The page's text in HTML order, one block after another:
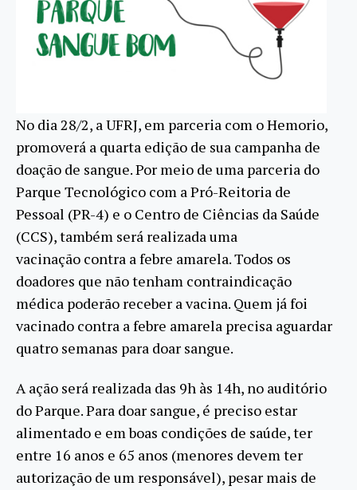
No dia 28/2, a UFRJ, em parceria com o Hemorio,
promoverá a quarta edição de sua campanha de
doação de sangue. Por meio de uma parceria do
Parque Tecnológico com a Pró-Reitoria de
Pessoal (PR-4) e o Centro de Ciências da Saúde
(CCS), também será realizada uma
vacinação contra a febre amarela. Todos os
doadores que não tenham contraindicação
médica poderão receber a vacina. Quem já foi
vacinado contra a febre amarela precisa aguardar
quatro semanas para doar sangue.
A ação será realizada das 9h às 14h, no auditório
do Parque. Para doar sangue, é preciso estar
alimentado e em boas condições de saúde, ter
entre 16 anos e 65 anos (menores devem ter
autorização de um responsável), pesar mais de